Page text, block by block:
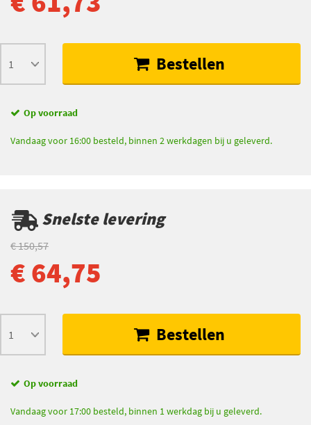
Bestellen
Op voorraad
Vandaag voor 16:00 besteld, binnen 2 werkdagen bij u geleverd.
Snelste levering
€ 150,57
€ 64,75
Bestellen
Op voorraad
Vandaag voor 17:00 besteld, binnen 1 werkdag bij u geleverd.